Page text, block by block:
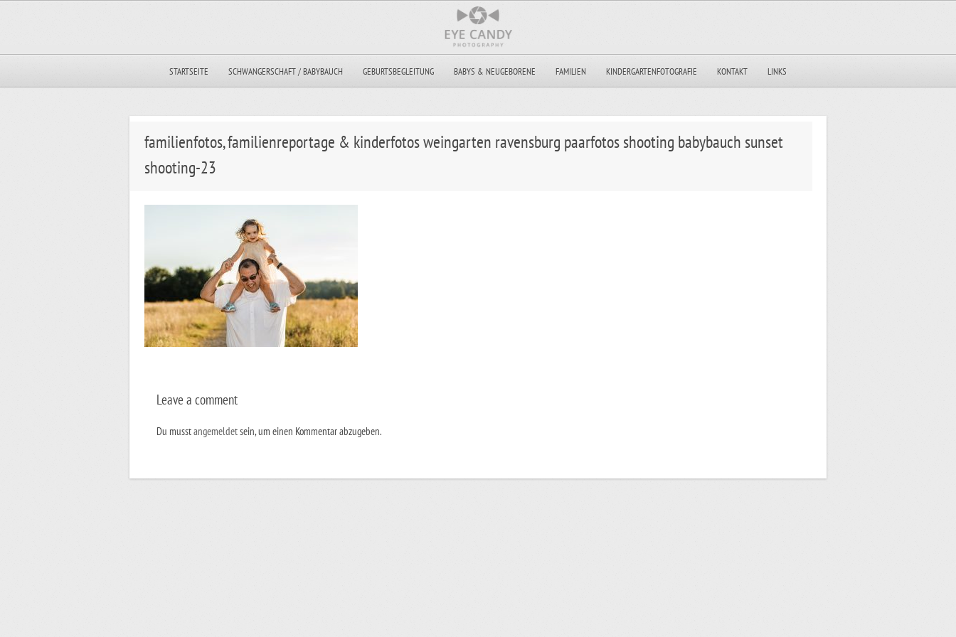
STARTSEITE SCHWANGERSCHAFT / BABYBAUCH GEBURTSBEGLEITUNG BABYS & NEUGEBORENE FAMILIEN KINDERGARTENFOTOGRAFIE KONTAKT LINKS
familienfotos, familienreportage & kinderfotos weingarten ravensburg paarfotos shooting babybauch sunset
shooting-23
Leave a comment
Du musstangemeldetsein, um einen Kommentar abzugeben.